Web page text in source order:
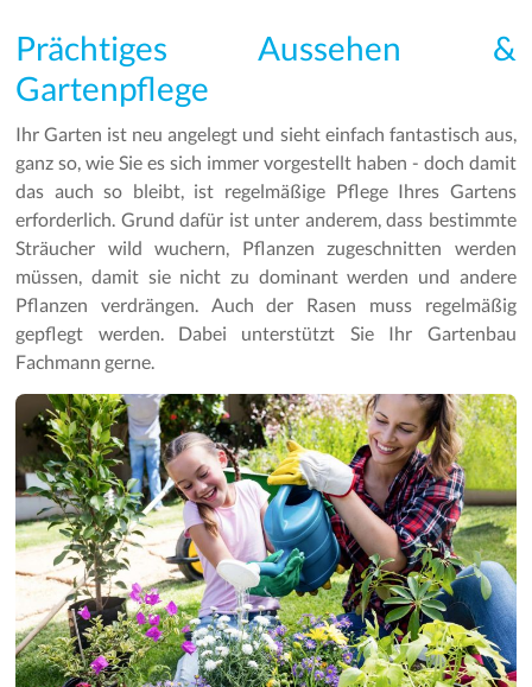
Prächtiges Aussehen &
Gartenpflege
Ihr Garten ist neu angelegt und sieht einfach fantastisch aus,
ganz so, wie Sie es sich immer vorgestellt haben - doch damit
das auch so bleibt, ist regelmäßige Pflege Ihres Gartens
erforderlich. Grund dafür ist unter anderem, dass bestimmte
Sträucher wild wuchern, Pflanzen zugeschnitten werden
müssen, damit sie nicht zu dominant werden und andere
Pflanzen verdrängen. Auch der Rasen muss regelmäßig
gepflegt werden. Dabei unterstützt Sie Ihr Gartenbau
Fachmann gerne.